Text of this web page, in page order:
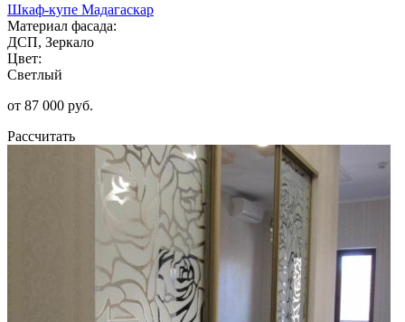
Шкаф-купе Мадагаскар
Материал фасада:
ДСП, Зеркало
Цвет:
Светлый
от 87 000 руб.
Рассчитать